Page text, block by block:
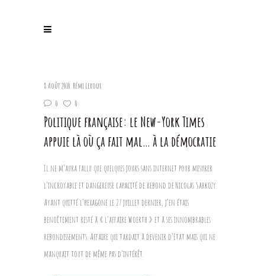
8 Août 2010 Rémi Leroux
0
0
Politique française: le New-York Times
appuie là où ça fait mal… à la démocratie
Il ne m’aura fallu que quelques jours sans internet pour mesurer
l’incroyable et dangereuse capacité de rebond de Nicolas Sarkozy.
Ayant quitté l’hexagone le 27 juillet dernier, j’en étais
benoîtement resté à « l’affaire Woerth » et à ses innombrables
rebondissements. Affaire qui tardait à devenir d’Etat mais qui ne
manquait tout de même pas d’intérêt.